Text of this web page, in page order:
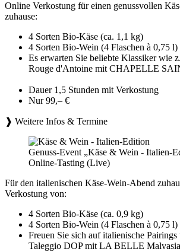
Online Verkostung für einen genussvollen
zuhause:
4 Sorten Bio-Käse (ca. 1,1 kg)
4 Sorten Bio-Wein (4 Flaschen à 0,75 l)
Es erwarten Sie beliebte Klassiker wie
Rouge d'Antoine mit CHAPELLE
Dauer 1,5 Stunden mit Verkostung
Nur 99,– €
❱ Weitere Infos & Termine
Genuss-Event „Käse & Wein - Italien-
Online-Tasting (Live)
Für den italienischen Käse-Wein-Abend
Verkostung von:
4 Sorten Bio-Käse (ca. 0,9 kg)
4 Sorten Bio-Wein (4 Flaschen à 0,75 l)
Freuen Sie sich auf italienische
Taleggio DOP mit LA BELLE